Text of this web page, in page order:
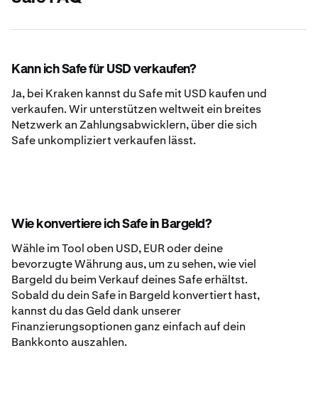
Kann ich Safe für USD verkaufen?
Ja, bei Kraken kannst du Safe mit USD kaufen und
verkaufen. Wir unterstützen weltweit ein breites
Netzwerk an Zahlungsabwicklern, über die sich
Safe unkompliziert verkaufen lässt.
Wie konvertiere ich Safe in Bargeld?
Wähle im Tool oben USD, EUR oder deine
bevorzugte Währung aus, um zu sehen, wie viel
Bargeld du beim Verkauf deines Safe erhältst.
Sobald du dein Safe in Bargeld konvertiert hast,
kannst du das Geld dank unserer
Finanzierungsoptionen ganz einfach auf dein
Bankkonto auszahlen.